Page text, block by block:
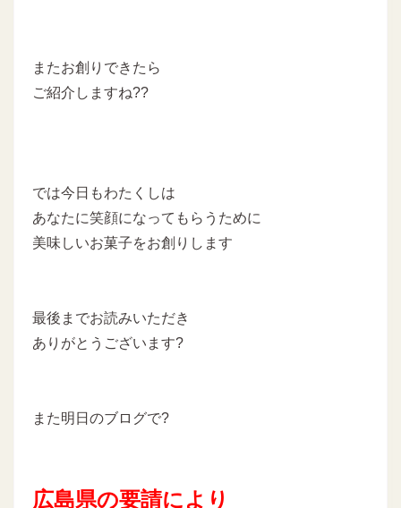
またお創りできたら
ご紹介しますね??
では今日もわたくしは
あなたに笑顔になってもらうために
美味しいお菓子をお創りします
最後までお読みいただき
ありがとうございます?
また明日のブログで?
広島県の要請により